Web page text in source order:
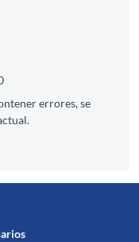
errores, se